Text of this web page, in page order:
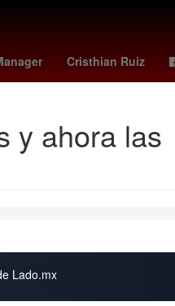
Cristhian Ruiz
stuttgart - dortmund Denuncia
y ahora las
Lado.mx